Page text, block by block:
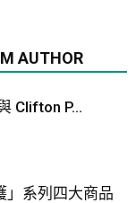
AUTHOR
Clifton P...
」系列四大商品